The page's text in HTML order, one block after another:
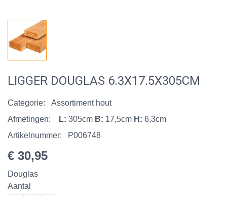
LIGGER DOUGLAS 6.3X17.5X305CM
Categorie:
Assortiment hout
Afmetingen:
L: 305cm B: 17,5cm H: 6,3cm
Artikelnummer:
P006748
€ 30,95
Douglas
Aantal